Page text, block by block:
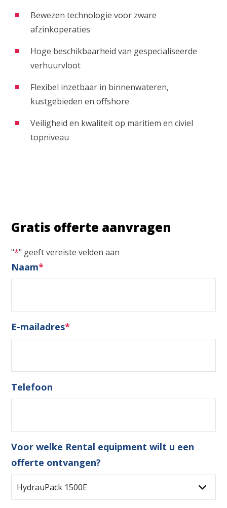
Bewezen technologie voor zware
afzinkoperaties
Hoge beschikbaarheid van gespecialiseerde
verhuurvloot
Flexibel inzetbaar in binnenwateren,
kustgebieden en offshore
Veiligheid en kwaliteit op maritiem en civiel
topniveau
Gratis offerte aanvragen
"*" geeft vereiste velden aan
Naam*
E-mailadres*
Telefoon
Voor welke Rental equipment wilt u een
offerte ontvangen?